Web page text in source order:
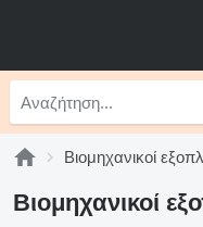
Βιομηχανικοί
Βιομηχανικοί